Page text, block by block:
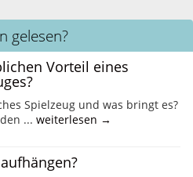
gelesen?
Vorteil eines
Spielzeug und was bringt es?
... weiterlesen →